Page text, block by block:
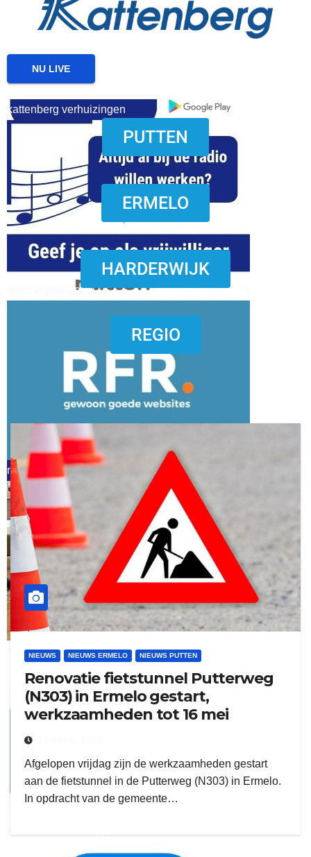
download onzze App
word vrijwilliger (1)
zielman
kattenberg verhuizingen
word vrijwilliger (1)
refreshed webdesign putten
ruitengaparket
NU LIVE
PUTTEN
ERMELO
HARDERWIJK
REGIO
NIEUWS NIEUWS ERMELO NIEUWS PUTTEN
Renovatie fietstunnel Putterweg
(N303) in Ermelo gestart,
werkzaamheden tot 16 mei
Afgelopen vrijdag zijn de werkzaamheden gestart
aan de fietstunnel in de Putterweg (N303) in Ermelo.
In opdracht van de gemeente…